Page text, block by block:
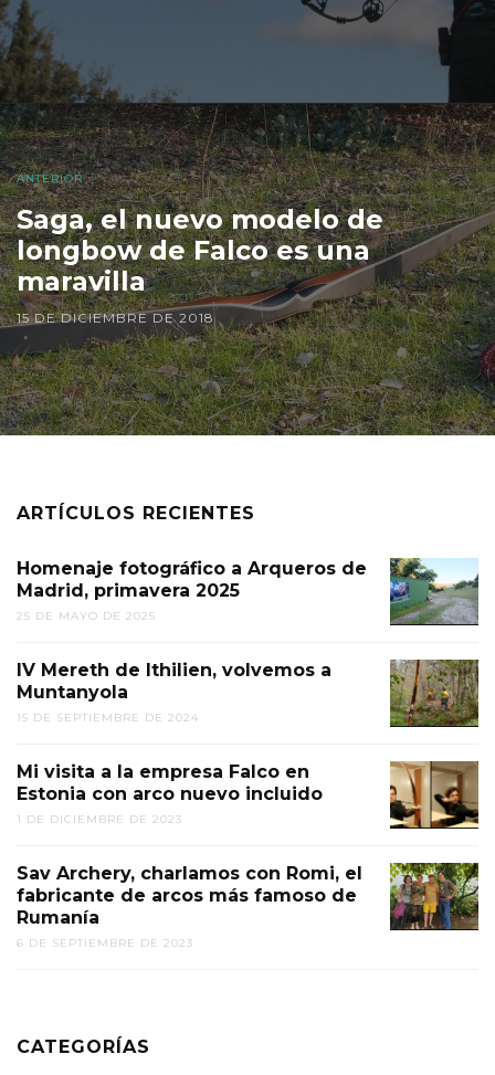
ANTERIOR
Saga, el nuevo modelo de
longbow de Falco es una
maravilla
15 DE DICIEMBRE DE 2018
ARTÍCULOS RECIENTES
Homenaje fotográfico a Arqueros de
Madrid, primavera 2025
25 DE MAYO DE 2025
IV Mereth de Ithilien, volvemos a
Muntanyola
15 DE SEPTIEMBRE DE 2024
Mi visita a la empresa Falco en
Estonia con arco nuevo incluido
1 DE DICIEMBRE DE 2023
Sav Archery, charlamos con Romi, el
fabricante de arcos más famoso de
Rumanía
6 DE SEPTIEMBRE DE 2023
CATEGORÍAS